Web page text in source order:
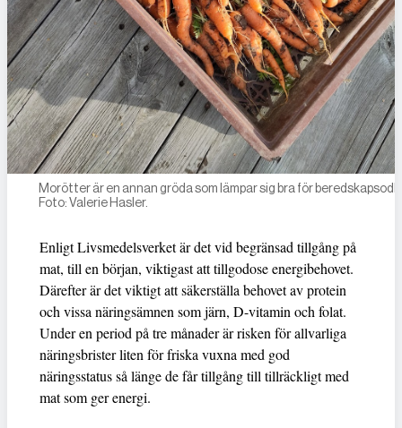
Morötter är en annan gröda som lämpar sig bra för
Foto: Valerie Hasler.
Enligt Livsmedelsverket är det vid begränsad tillgång på
mat, till en början, viktigast att tillgodose energibehovet.
Därefter är det viktigt att säkerställa behovet av protein
och vissa näringsämnen som järn, D-vitamin och folat.
Under en period på tre månader är risken för allvarliga
näringsbrister liten för friska vuxna med god
näringsstatus så länge de får tillgång till tillräckligt med
mat som ger energi.